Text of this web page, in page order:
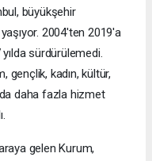
büyükşehir
2004'ten 2019'a
sürdürülemedi.
gençlik, kadın, kültür,
daha fazla hizmet
gelen Kurum,